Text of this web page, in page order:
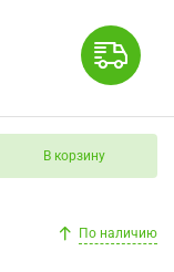
В корзину
По наличию